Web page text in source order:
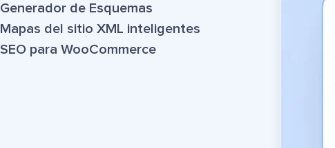
Generador de Esquemas
Mapas del sitio XML inteligentes
SEO para WooCommerce